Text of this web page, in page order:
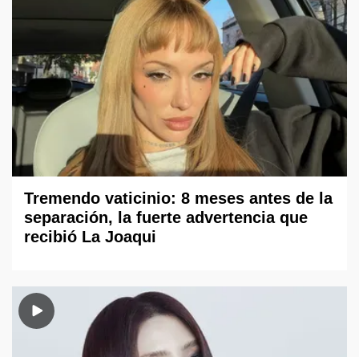
Tremendo vaticinio: 8 meses antes de la
separación, la fuerte advertencia que
recibió La Joaqui